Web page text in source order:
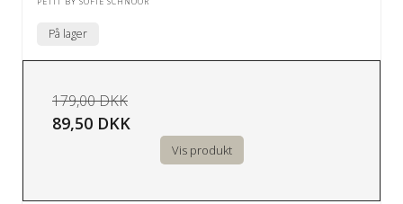
På lager
179,00 DKK
89,50 DKK
Vis produkt